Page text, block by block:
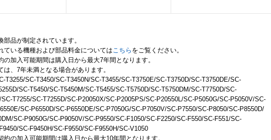
部品が制定されています。
ている機種および部品料金についてはこちら をご覧ください。
の加入可能期間は購入日から最大7年間となります。
、7年未満となる場合があります。
T3255/SC-T3450/SC-T3450N/SC-T3455/SC-T3750E/SC-T3750D/SC-T3750DE/SC-
SC-T5450/SC-T5450M/SC-T5455/SC-T5750D/SC-T5750DM/SC-T7750D/SC-
SC-T7255/SC-T7255D/SC-P20050X/SC-P2005PS/SC-P20550L/SC-P5050G/SC-P5050V/SC-
SC-P6550D/SC-P6550DE/SC-P7050G/SC-P7050V/SC-P7550/SC-P8050/SC-P8550D/
SC-P9050G/SC-P9050V/SC-P9550/SC-F1050/SC-F2250/SC-F550/SC-F551/SC-
SC-F9450H/SC-F9550/SC-F9550H/SC-V1050
約の加入可能期間は購入日から最大10年間となります。